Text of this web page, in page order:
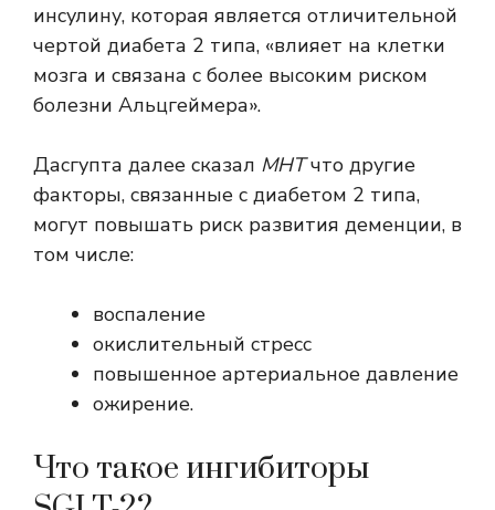
инсулину, которая является отличительной
чертой диабета 2 типа, «влияет на клетки
мозга и связана с более высоким риском
болезни Альцгеймера».
Дасгупта далее сказал МНТчто другие
факторы, связанные с диабетом 2 типа,
могут повышать риск развития деменции, в
том числе:
воспаление
окислительный стресс
повышенное артериальное давление
ожирение.
Что такое ингибиторы